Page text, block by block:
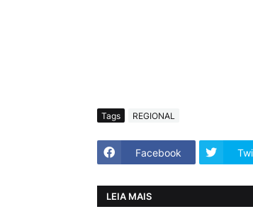
Tags REGIONAL
Facebook
LEIA MAIS